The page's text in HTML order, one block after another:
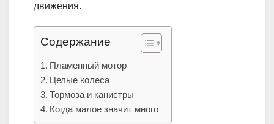
движения.
Содержание
Пламенный мотор
Целые колеса
Тормоза и канистры
Когда малое значит много